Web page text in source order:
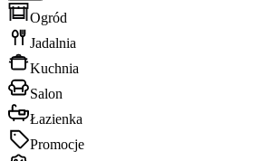
Ogród
Jadalnia
Kuchnia
Salon
Łazienka
Promocje